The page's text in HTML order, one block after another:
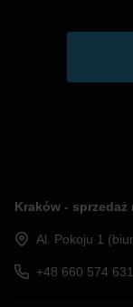
Kraków - sprzedaż
Al. Pokoju 1
+48 660 574 631